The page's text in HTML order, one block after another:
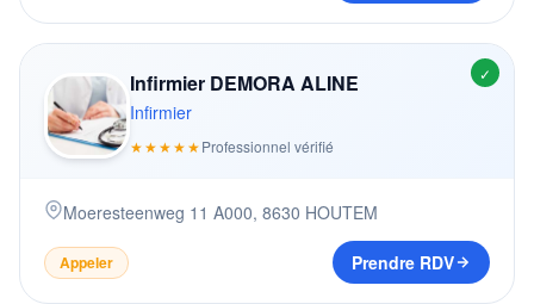
✓
Infirmier DEMORA ALINE
Infirmier
★★★★★Professionnel vérifié
Moeresteenweg 11 A000, 8630 HOUTEM
Appeler Prendre RDV